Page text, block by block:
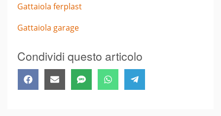
Gattaiola ferplast
Gattaiola garage
Condividi questo articolo
Share
on
FacebookShare
on
Email Share
on
SMS Share
on
WhatsAppShare
on